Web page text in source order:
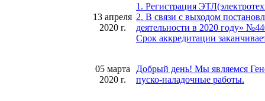
13 апреля
2020 г.
1. Регистрация
2. В связи с выходом
деятельности в 2020 году»
Срок аккредитации
05 марта
2020 г.
Добрый день! Мы являемся
пуско-наладочные работы.